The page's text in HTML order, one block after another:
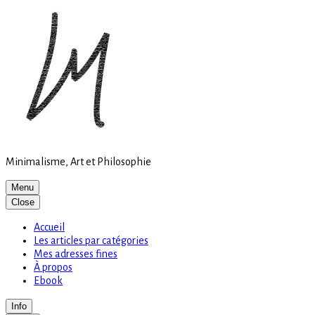
Minimalisme, Art et Philosophie
Menu
Close
Accueil
Les articles par catégories
Mes adresses fines
À propos
Ebook
Info